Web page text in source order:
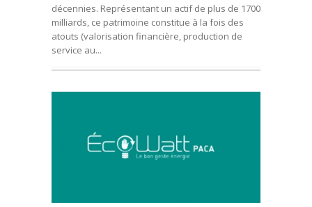
décennies. Représentant un actif de plus de 1700
milliards, ce patrimoine constitue à la fois des
atouts (valorisation financière, production de
service au...